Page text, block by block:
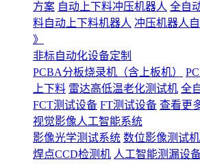
方案 自动上下料冲压机器人 全自
料自动上下料机器人 冲压机器人
》
非标自动化设备定制
PCBA分板烧录机（含上板机）
上下料 雷达高低温老化测试机 全
FCT测试设备 FT测试设备 查看更
视觉影像人工智能系统
影像光学测试系统 数位影像测试机
焊点CCD检测机 人工智能测漏设